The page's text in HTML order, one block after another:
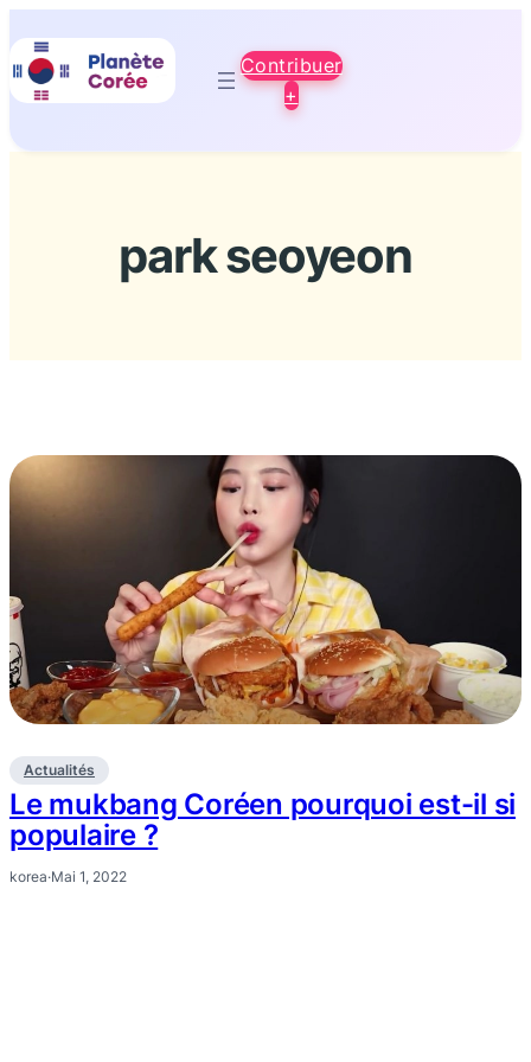
au
contenu
Contribuer
+
park seoyeon
Actualités
Le mukbang Coréen pourquoi est-il si
populaire ?
korea·Mai 1, 2022